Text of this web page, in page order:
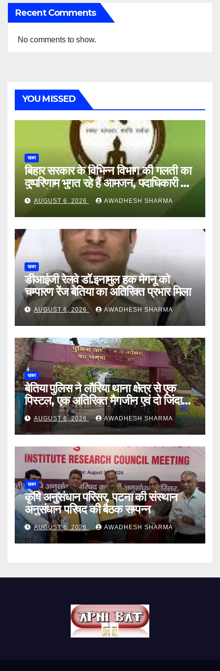
Recent Comments
No comments to show.
YOU MISSED
खबर
बिहार सरकार के विभिन्न विभाग की गलती का
दुष्परिणाम भुगत रहे हैं आमजन, पदाधिकारी और
अन्य हैं मौन
AUGUST 6, 2026 AWADHESH SHARMA
खबर
डीआईजी रेलवे डॉ.इनामुल हक मेगनू को
चम्पारण रेंज बेतिया का अतिरिक्त प्रभार मिला
AUGUST 6, 2026 AWADHESH SHARMA
खबर
बेतिया पुलिस ने लौरिया थाना क्षेत्र से एक
पिस्टल, एक अतिरिक्त मैगजीन एवं दो जिंदा
गोली के साथ एक को गिरफ्तार दिया
AUGUST 6, 2026 AWADHESH SHARMA
खबर
कृषि अनुसंधान परिसर, पटना की संस्थान
अनुसंधान परिषद की बैठक सम्पन्न
AUGUST 6, 2026 AWADHESH SHARMA